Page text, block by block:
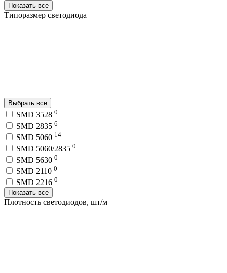
Показать все
Типоразмер светодиода
Выбрать все
SMD 3528 0
SMD 2835 6
SMD 5060 14
SMD 5060/2835 0
SMD 5630 0
SMD 2110 0
SMD 2216 0
Показать все
Плотность светодиодов, шт/м